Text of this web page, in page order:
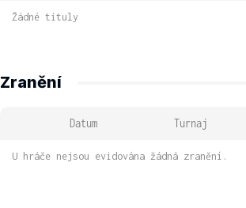
Žádné tituly
Zranění
Datum Turnaj
U hráče nejsou evidována žádná zranění.